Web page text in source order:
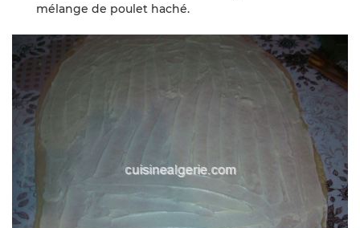
mélange de poulet haché.